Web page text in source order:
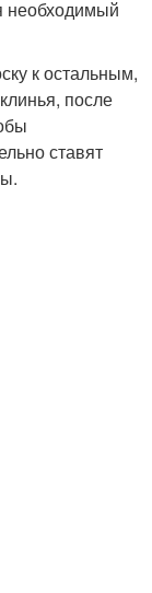
необходимый
к остальным,
после
ставят